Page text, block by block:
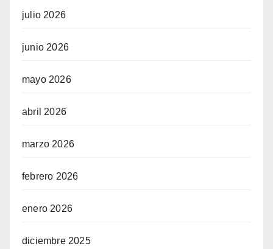
julio 2026
junio 2026
mayo 2026
abril 2026
marzo 2026
febrero 2026
enero 2026
diciembre 2025